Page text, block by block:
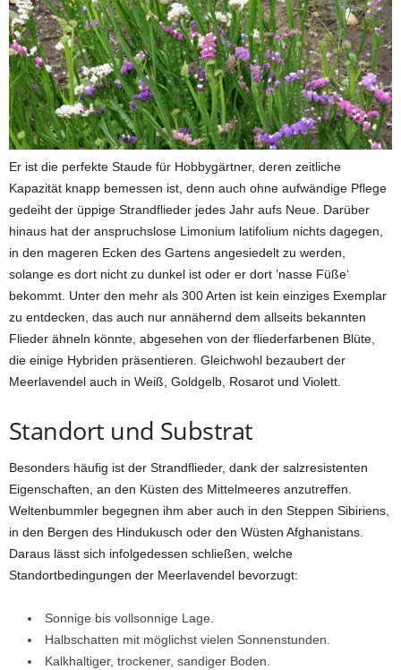
Er ist die perfekte Staude für Hobbygärtner, deren zeitliche
Kapazität knapp bemessen ist, denn auch ohne aufwändige Pflege
gedeiht der üppige Strandflieder jedes Jahr aufs Neue. Darüber
hinaus hat der anspruchslose Limonium latifolium nichts dagegen,
in den mageren Ecken des Gartens angesiedelt zu werden,
solange es dort nicht zu dunkel ist oder er dort ’nasse Füße‘
bekommt. Unter den mehr als 300 Arten ist kein einziges Exemplar
zu entdecken, das auch nur annähernd dem allseits bekannten
Flieder ähneln könnte, abgesehen von der fliederfarbenen Blüte,
die einige Hybriden präsentieren. Gleichwohl bezaubert der
Meerlavendel auch in Weiß, Goldgelb, Rosarot und Violett.
Standort und Substrat
Besonders häufig ist der Strandflieder, dank der salzresistenten
Eigenschaften, an den Küsten des Mittelmeeres anzutreffen.
Weltenbummler begegnen ihm aber auch in den Steppen Sibiriens,
in den Bergen des Hindukusch oder den Wüsten Afghanistans.
Daraus lässt sich infolgedessen schließen, welche
Standortbedingungen der Meerlavendel bevorzugt:
Sonnige bis vollsonnige Lage.
Halbschatten mit möglichst vielen Sonnenstunden.
Kalkhaltiger, trockener, sandiger Boden.